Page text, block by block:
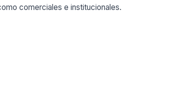
comerciales e institucionales.